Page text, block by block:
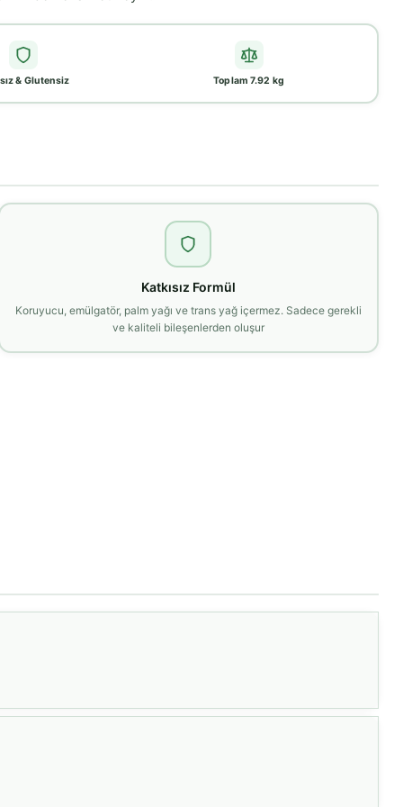
& Glutensiz Toplam 7.92 kg
Katkısız Formül
Koruyucu, emülgatör, palm yağı ve trans yağ içermez. Sadece gerekli
ve kaliteli bileşenlerden oluşur